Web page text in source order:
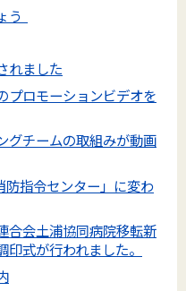
う
れました
プロモーションビデオを
グチームの取組みが動画
指令センター」に変わ
合会土浦協同病院移転新
式が行われました。